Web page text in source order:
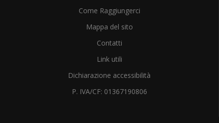
Come Raggiungerci
Mappa del sito
Contatti
Link utili
Dichiarazione accessibilità
P. IVA/CF: 01367190806